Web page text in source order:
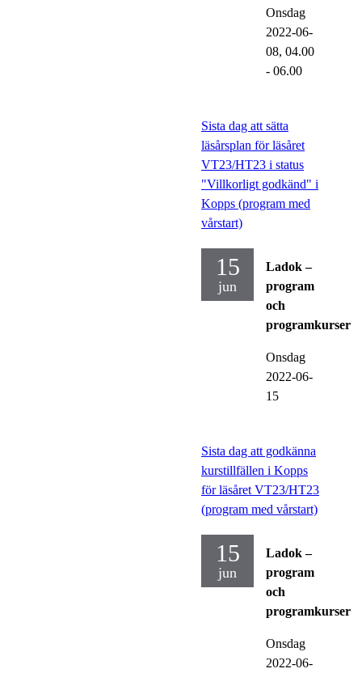
Onsdag
2022-06-
08, 04.00
- 06.00
Sista dag att sätta
läsårsplan för läsåret
VT23/HT23 i status
"Villkorligt godkänd" i
Kopps (program med
vårstart)
15
jun
Ladok –
program
och
programkurser
Onsdag
2022-06-
15
Sista dag att godkänna
kurstillfällen i Kopps
för läsåret VT23/HT23
(program med vårstart)
15
jun
Ladok –
program
och
programkurser
Onsdag
2022-06-